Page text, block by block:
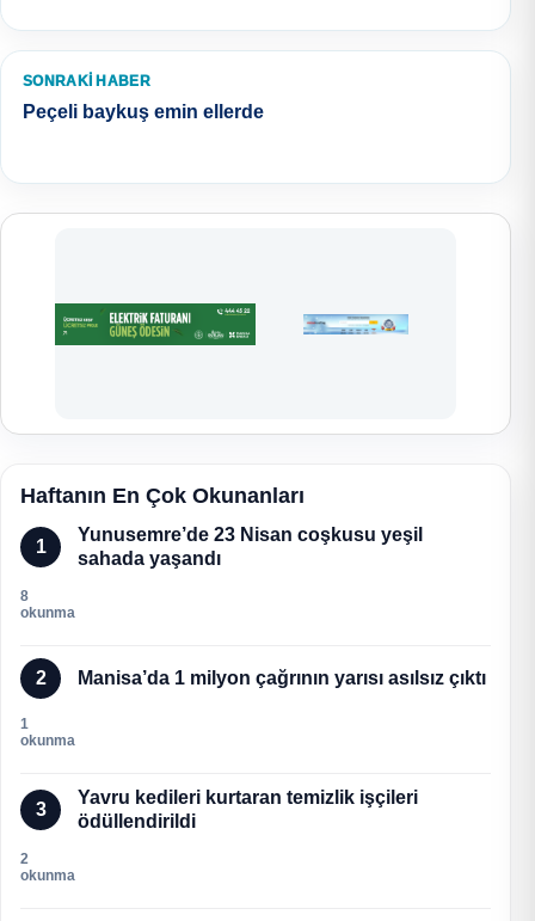
SONRAKI HABER
Peçeli baykuş emin ellerde
Haftanın En Çok Okunanları
1
Yunusemre’de 23 Nisan coşkusu yeşil
sahada yaşandı
8
okunma
2 Manisa’da 1 milyon çağrının yarısı asılsız çıktı
1
okunma
3
Yavru kedileri kurtaran temizlik işçileri
ödüllendirildi
2
okunma